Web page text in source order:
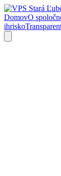
DomovO
ihrisko